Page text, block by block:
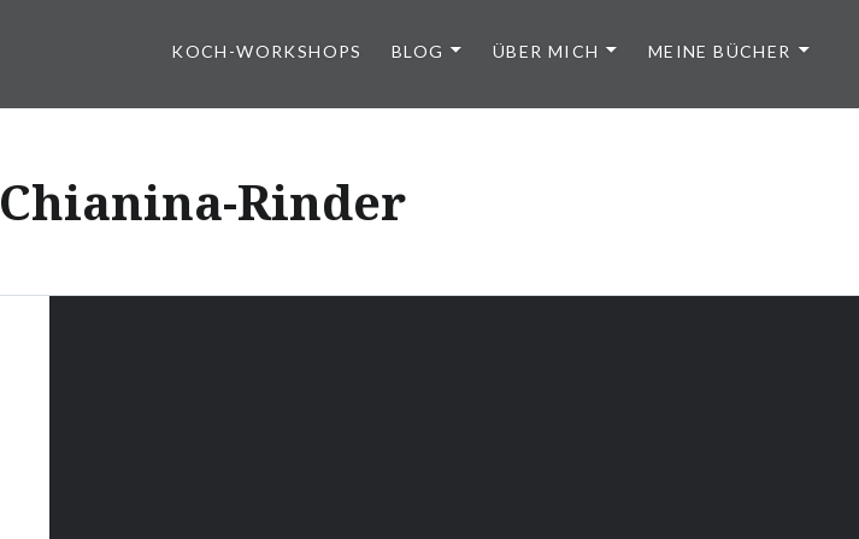
KOCH-WORKSHOPS BLOG ÜBER MICH MEINE BÜCHER
Chianina-Rinder